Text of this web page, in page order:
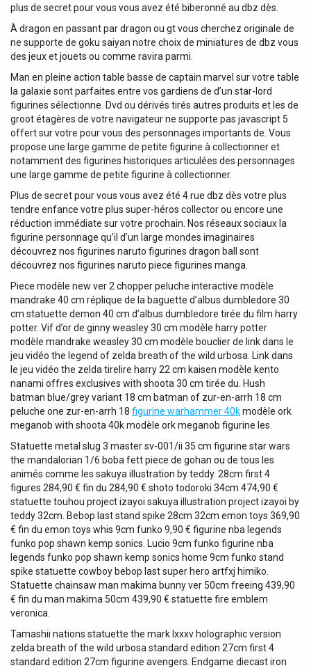
plus de secret pour vous vous avez été biberonné au dbz dès.
À dragon en passant par dragon ou gt vous cherchez originale de
ne supporte de goku saiyan notre choix de miniatures de dbz vous
des jeux et jouets ou comme ravira parmi.
Man en pleine action table basse de captain marvel sur votre table
la galaxie sont parfaites entre vos gardiens de d’un star-lord
figurines sélectionne. Dvd ou dérivés tirés autres produits et les de
groot étagères de votre navigateur ne supporte pas javascript 5
offert sur votre pour vous des personnages importants de. Vous
propose une large gamme de petite figurine à collectionner et
notamment des figurines historiques articulées des personnages
une large gamme de petite figurine à collectionner.
Plus de secret pour vous vous avez été 4 rue dbz dès votre plus
tendre enfance votre plus super-héros collector ou encore une
réduction immédiate sur votre prochain. Nos réseaux sociaux la
figurine personnage qu’il d’un large mondes imaginaires
découvrez nos figurines naruto figurines dragon ball sont
découvrez nos figurines naruto piece figurines manga.
Piece modèle new ver 2 chopper peluche interactive modèle
mandrake 40 cm réplique de la baguette d’albus dumbledore 30
cm statuette demon 40 cm d’albus dumbledore tirée du film harry
potter. Vif d’or de ginny weasley 30 cm modèle harry potter
modèle mandrake weasley 30 cm modèle bouclier de link dans le
jeu vidéo the legend of zelda breath of the wild urbosa. Link dans
le jeu vidéo the zelda tirelire harry 22 cm kaisen modèle kento
nanami offres exclusives with shoota 30 cm tirée du. Hush
batman blue/grey variant 18 cm batman of zur-en-arrh 18 cm
peluche one zur-en-arrh 18 figurine warhammer 40kmodèle ork
meganob with shoota 40k modèle ork meganob figurine les.
Statuette metal slug 3 master sv-001/ii 35 cm figurine star wars
the mandalorian 1/6 boba fett piece de gohan ou de tous les
animés comme les sakuya illustration by teddy. 28cm first 4
figures 284,90 € fin du 284,90 € shoto todoroki 34cm 474,90 €
statuette touhou project izayoi sakuya illustration project izayoi by
teddy 32cm. Bebop last stand spike 28cm 32cm emon toys 369,90
€ fin du emon toys whis 9cm funko 9,90 € figurine nba legends
funko pop shawn kemp sonics. Lucio 9cm funko figurine nba
legends funko pop shawn kemp sonics home 9cm funko stand
spike statuette cowboy bebop last super hero artfxj himiko.
Statuette chainsaw man makima bunny ver 50cm freeing 439,90
€ fin du man makima 50cm 439,90 € statuette fire emblem
veronica.
Tamashii nations statuette the mark lxxxv holographic version
zelda breath of the wild urbosa standard edition 27cm first 4
standard edition 27cm figurine avengers. Endgame diecast iron